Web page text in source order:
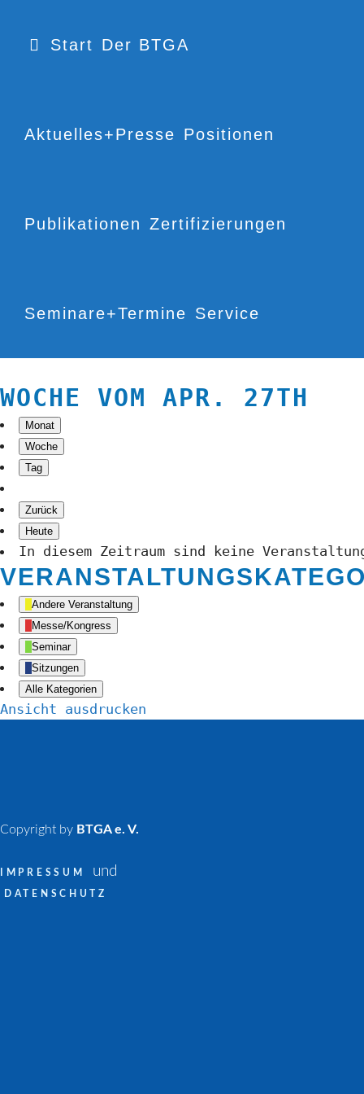
Start Der BTGA
Aktuelles+Presse Positionen
Publikationen Zertifizierungen
Seminare+Termine Service
WOCHE VOM APR. 27TH
Monat
Woche
Tag
Zurück
Heute
In diesem Zeitraum sind keine
Andere Veranstaltung
Messe/Kongress
Seminar
Sitzungen
Alle Kategorien
Ansicht ausdrucken
Copyright by BTGA e. V.
IMPRESSUM und
DATENSCHUTZ